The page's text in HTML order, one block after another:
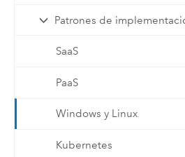
Patrones de
SaaS
PaaS
Windows y Linux
Kubernetes